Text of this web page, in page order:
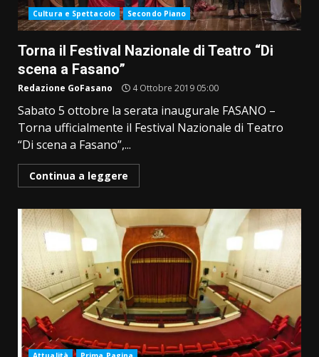
Cultura e Spettacolo Secondo Piano
Torna il Festival Nazionale di Teatro “Di
scena a Fasano”
Redazione GoFasano 4 Ottobre 2019 05:00
Sabato 5 ottobre la serata inaugurale FASANO –
Torna ufficialmente il Festival Nazionale di Teatro
“Di scena a Fasano”,...
Continua a leggere